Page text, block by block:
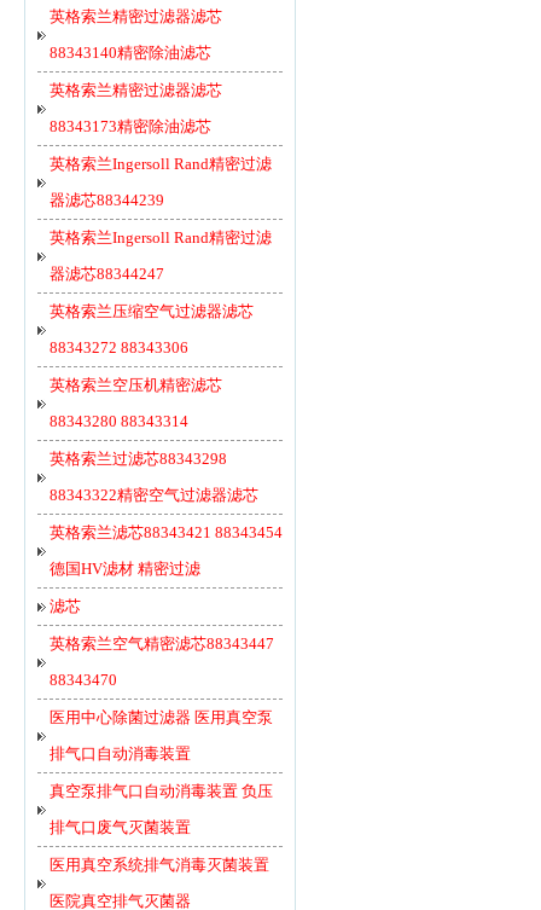
英格索兰精密过滤器滤芯
88343140精密除油滤芯
英格索兰精密过滤器滤芯
88343173精密除油滤芯
英格索兰Ingersoll Rand精密过滤
器滤芯88344239
英格索兰Ingersoll Rand精密过滤
器滤芯88344247
英格索兰压缩空气过滤器滤芯
88343272 88343306
英格索兰空压机精密滤芯
88343280 88343314
英格索兰过滤芯88343298
88343322精密空气过滤器滤芯
英格索兰滤芯88343421 88343454
德国HV滤材 精密过滤
滤芯
英格索兰空气精密滤芯88343447
88343470
医用中心除菌过滤器 医用真空泵
排气口自动消毒装置
真空泵排气口自动消毒装置 负压
排气口废气灭菌装置
医用真空系统排气消毒灭菌装置
医院真空排气灭菌器